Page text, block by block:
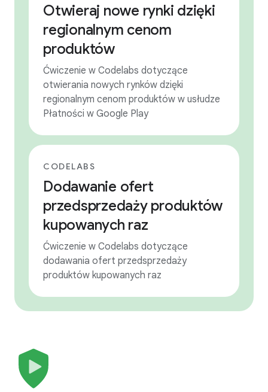
Otwieraj nowe rynki dzięki
regionalnym cenom
produktów
Ćwiczenie w Codelabs dotyczące
otwierania nowych rynków dzięki
regionalnym cenom produktów w usłudze
Płatności w Google Play
CODELABS
Dodawanie ofert
przedsprzedaży produktów
kupowanych raz
Ćwiczenie w Codelabs dotyczące
dodawania ofert przedsprzedaży
produktów kupowanych raz